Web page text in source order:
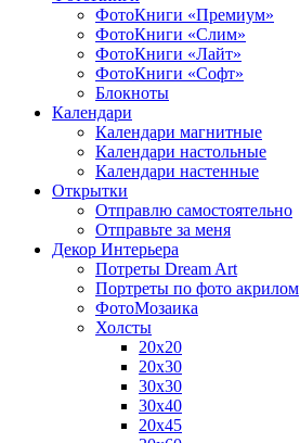
ФотоКниги «Премиум»
ФотоКниги «Слим»
ФотоКниги «Лайт»
ФотоКниги «Софт»
Блокноты
Календари
Календари магнитные
Календари настольные
Календари настенные
Открытки
Отправлю самостоятельно
Отправьте за меня
Декор Интерьера
Потреты Dream Art
Портреты по фото акрилом
ФотоМозаика
Холсты
20х20
20х30
30х30
30х40
20х45